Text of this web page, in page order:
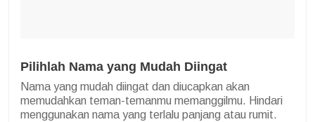
Pilihlah Nama yang Mudah Diingat
Nama yang mudah diingat dan diucapkan akan
memudahkan teman-temanmu memanggilmu. Hindari
menggunakan nama yang terlalu panjang atau rumit.